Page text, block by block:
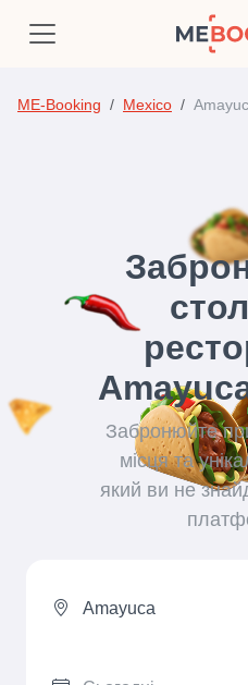
ME-Booking Mexico
Забронюйте
місця та
який ви не
Amayuca